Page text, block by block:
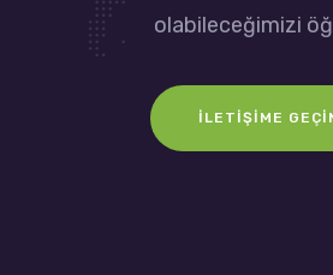
olabileceğimizi
İLETIŞIME